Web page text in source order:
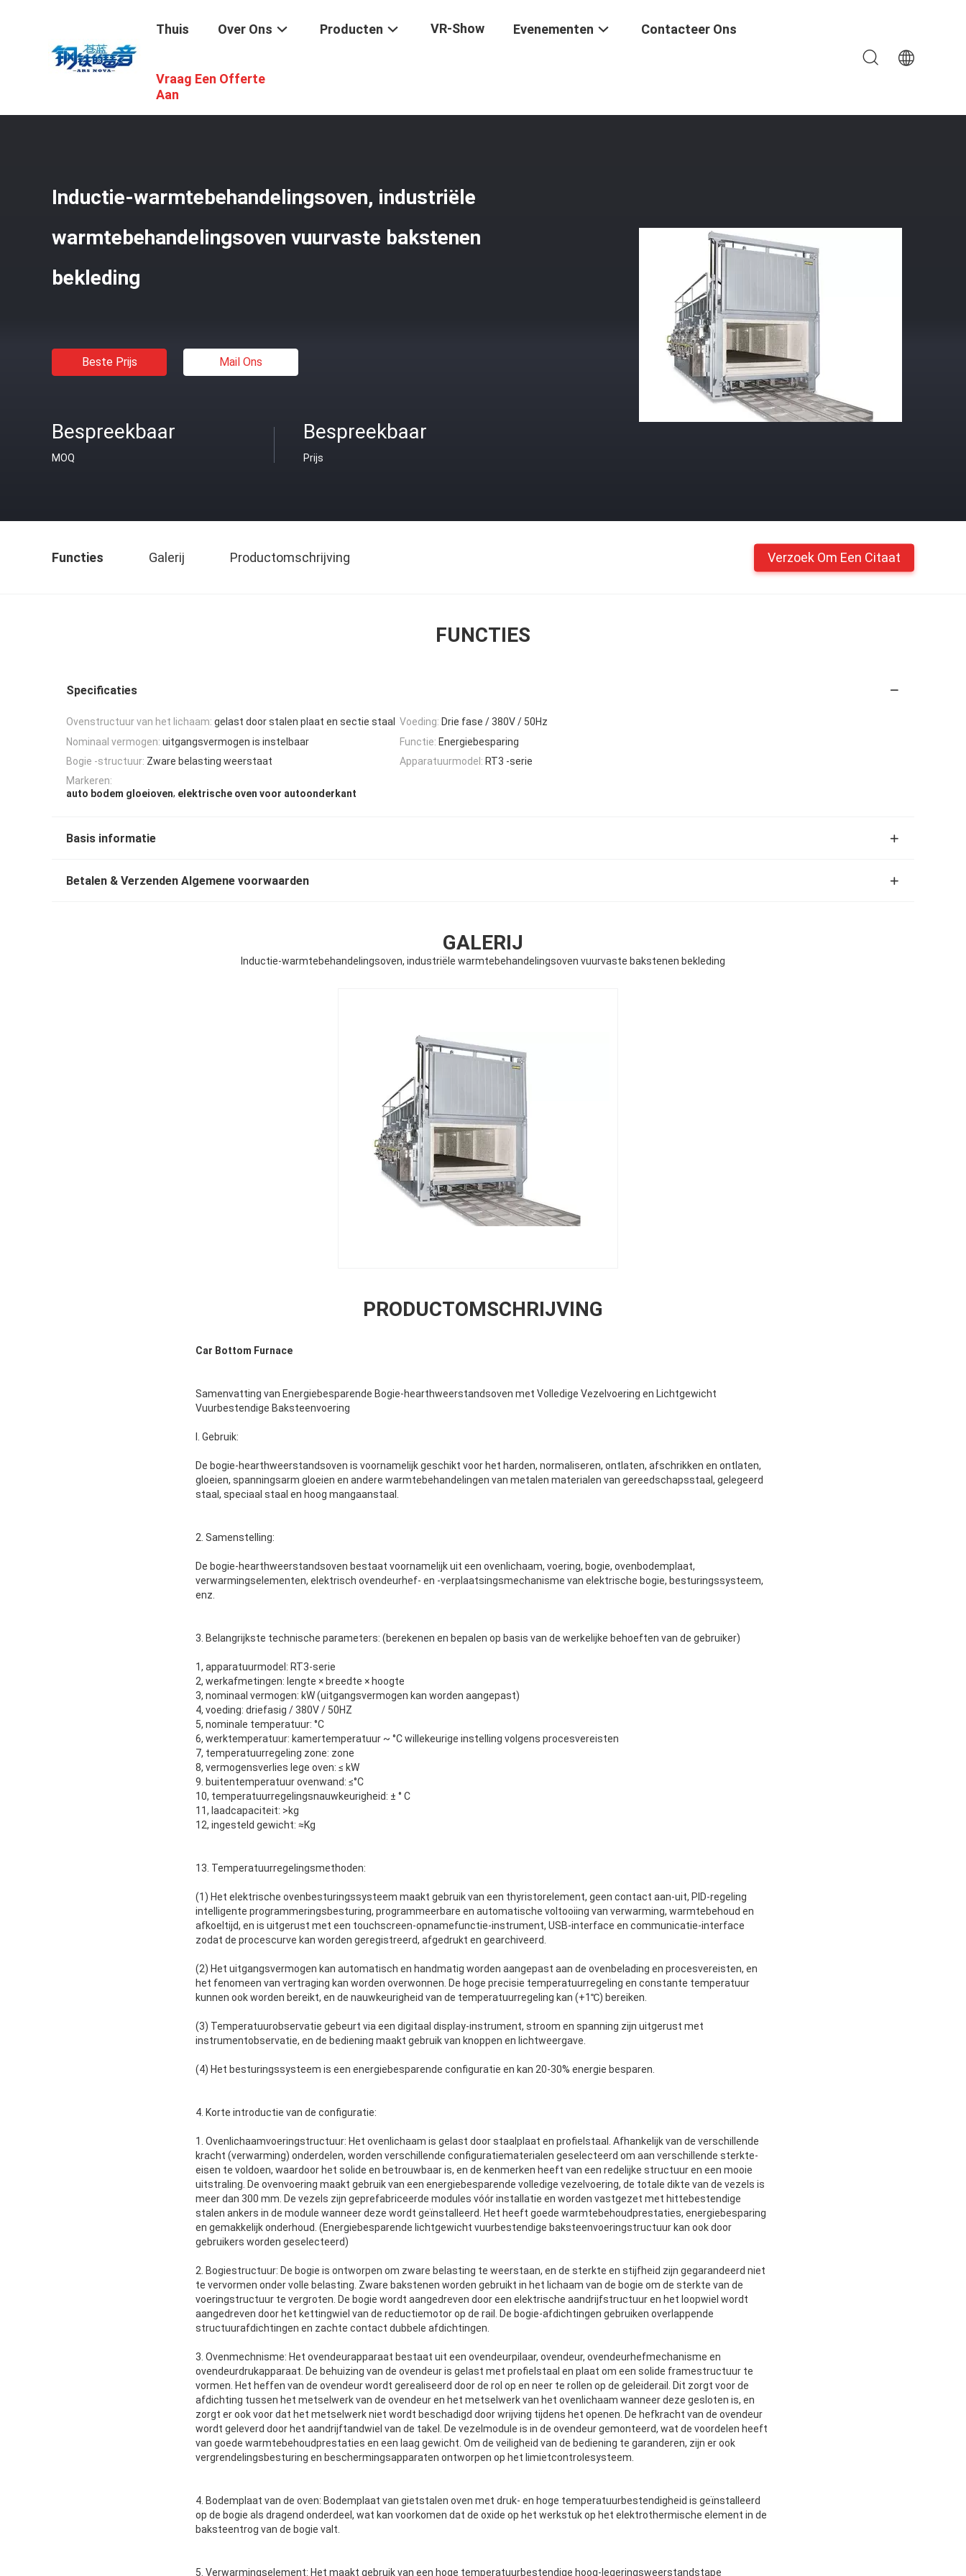
Thuis Over Ons Producten VR-Show Evenementen Contacteer Ons
Vraag Een Offerte
Aan
De Oven Van De Autobodem
Inductie-warmtebehandelingsoven, industriële
warmtebehandelingsoven vuurvaste bakstenen
bekleding
Beste Prijs Mail Ons
Bespreekbaar
MOQ
Bespreekbaar
Prijs
Functies Galerij Productomschrijving Verzoek Om Een Citaat
FUNCTIES
Specificaties
Ovenstructuur van het lichaam: gelast door stalen plaat en sectie staal Voeding: Drie fase / 380V / 50Hz
Nominaal vermogen: uitgangsvermogen is instelbaar Functie: Energiebesparing
Bogie -structuur: Zware belasting weerstaat Apparatuurmodel: RT3 -serie
Markeren:
auto bodem gloeioven, elektrische oven voor autoonderkant
Basis informatie
Betalen & Verzenden Algemene voorwaarden
GALERIJ
Inductie-warmtebehandelingsoven, industriële warmtebehandelingsoven vuurvaste bakstenen bekleding
PRODUCTOMSCHRIJVING
Car Bottom Furnace
Samenvatting van Energiebesparende Bogie-hearthweerstandsoven met Volledige Vezelvoering en Lichtgewicht
Vuurbestendige Baksteenvoering
I. Gebruik:
De bogie-hearthweerstandsoven is voornamelijk geschikt voor het harden, normaliseren, ontlaten, afschrikken en ontlaten,
gloeien, spanningsarm gloeien en andere warmtebehandelingen van metalen materialen van gereedschapsstaal, gelegeerd
staal, speciaal staal en hoog mangaanstaal.
2. Samenstelling:
De bogie-hearthweerstandsoven bestaat voornamelijk uit een ovenlichaam, voering, bogie, ovenbodemplaat,
verwarmingselementen, elektrisch ovendeurhef- en -verplaatsingsmechanisme van elektrische bogie, besturingssysteem,
enz.
3. Belangrijkste technische parameters: (berekenen en bepalen op basis van de werkelijke behoeften van de gebruiker)
1, apparatuurmodel: RT3-serie
2, werkafmetingen: lengte × breedte × hoogte
3, nominaal vermogen: kW (uitgangsvermogen kan worden aangepast)
4, voeding: driefasig / 380V / 50HZ
5, nominale temperatuur: °C
6, werktemperatuur: kamertemperatuur ~ °C willekeurige instelling volgens procesvereisten
7, temperatuurregeling zone: zone
8, vermogensverlies lege oven: ≤ kW
9. buitentemperatuur ovenwand: ≤°C
10, temperatuurregelingsnauwkeurigheid: ± ° C
11, laadcapaciteit: >kg
12, ingesteld gewicht: ≈Kg
13. Temperatuurregelingsmethoden:
(1) Het elektrische ovenbesturingssysteem maakt gebruik van een thyristorelement, geen contact aan-uit, PID-regeling
intelligente programmeringsbesturing, programmeerbare en automatische voltooiing van verwarming, warmtebehoud en
afkoeltijd, en is uitgerust met een touchscreen-opnamefunctie-instrument, USB-interface en communicatie-interface
zodat de procescurve kan worden geregistreerd, afgedrukt en gearchiveerd.
(2) Het uitgangsvermogen kan automatisch en handmatig worden aangepast aan de ovenbelading en procesvereisten, en
het fenomeen van vertraging kan worden overwonnen. De hoge precisie temperatuurregeling en constante temperatuur
kunnen ook worden bereikt, en de nauwkeurigheid van de temperatuurregeling kan (+1℃) bereiken.
(3) Temperatuurobservatie gebeurt via een digitaal display-instrument, stroom en spanning zijn uitgerust met
instrumentobservatie, en de bediening maakt gebruik van knoppen en lichtweergave.
(4) Het besturingssysteem is een energiebesparende configuratie en kan 20-30% energie besparen.
4. Korte introductie van de configuratie:
1. Ovenlichaamvoeringstructuur: Het ovenlichaam is gelast door staalplaat en profielstaal. Afhankelijk van de verschillende
kracht (verwarming) onderdelen, worden verschillende configuratiematerialen geselecteerd om aan verschillende sterkte-
eisen te voldoen, waardoor het solide en betrouwbaar is, en de kenmerken heeft van een redelijke structuur en een mooie
uitstraling. De ovenvoering maakt gebruik van een energiebesparende volledige vezelvoering, de totale dikte van de vezels is
meer dan 300 mm. De vezels zijn geprefabriceerde modules vóór installatie en worden vastgezet met hittebestendige
stalen ankers in de module wanneer deze wordt geïnstalleerd. Het heeft goede warmtebehoudprestaties, energiebesparing
en gemakkelijk onderhoud. (Energiebesparende lichtgewicht vuurbestendige baksteenvoeringstructuur kan ook door
gebruikers worden geselecteerd)
2. Bogiestructuur: De bogie is ontworpen om zware belasting te weerstaan, en de sterkte en stijfheid zijn gegarandeerd niet
te vervormen onder volle belasting. Zware bakstenen worden gebruikt in het lichaam van de bogie om de sterkte van de
voeringstructuur te vergroten. De bogie wordt aangedreven door een elektrische aandrijfstructuur en het loopwiel wordt
aangedreven door het kettingwiel van de reductiemotor op de rail. De bogie-afdichtingen gebruiken overlappende
structuurafdichtingen en zachte contact dubbele afdichtingen.
3. Ovenmechnisme: Het ovendeurapparaat bestaat uit een ovendeurpilaar, ovendeur, ovendeurhefmechanisme en
ovendeurdrukapparaat. De behuizing van de ovendeur is gelast met profielstaal en plaat om een solide framestructuur te
vormen. Het heffen van de ovendeur wordt gerealiseerd door de rol op en neer te rollen op de geleiderail. Dit zorgt voor de
afdichting tussen het metselwerk van de ovendeur en het metselwerk van het ovenlichaam wanneer deze gesloten is, en
zorgt er ook voor dat het metselwerk niet wordt beschadigd door wrijving tijdens het openen. De hefkracht van de ovendeur
wordt geleverd door het aandrijftandwiel van de takel. De vezelmodule is in de ovendeur gemonteerd, wat de voordelen heeft
van goede warmtebehoudprestaties en een laag gewicht. Om de veiligheid van de bediening te garanderen, zijn er ook
vergrendelingsbesturing en beschermingsapparaten ontworpen op het limietcontrolesysteem.
4. Bodemplaat van de oven: Bodemplaat van gietstalen oven met druk- en hoge temperatuurbestendigheid is geïnstalleerd
op de bogie als dragend onderdeel, wat kan voorkomen dat de oxide op het werkstuk op het elektrothermische element in de
baksteentrog van de bogie valt.
5. Verwarmingselement: Het maakt gebruik van een hoge temperatuurbestendige hoog-legeringsweerstandstape